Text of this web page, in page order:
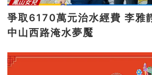
爭取6170萬元治水經費 李雅靜盼終結鳳山
中山西路淹水夢魘